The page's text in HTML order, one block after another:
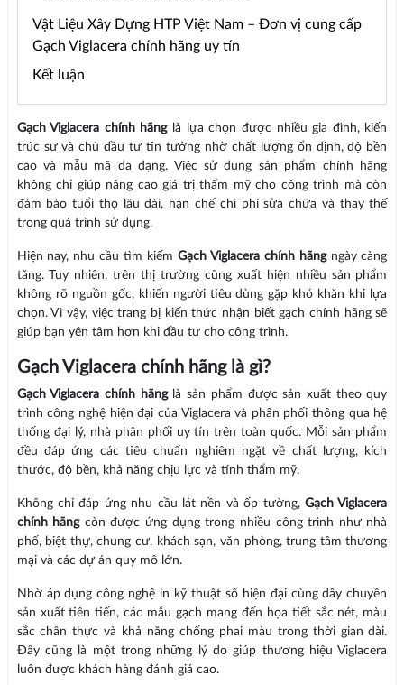
Vật Liệu Xây Dựng HTP Việt Nam – Đơn vị cung cấp
Gạch Viglacera chính hãng uy tín
Kết luận
Gạch Viglacera chính hãnglà lựa chọn được nhiều gia đình, kiến
trúc sư và chủ đầu tư tin tưởng nhờ chất lượng ổn định, độ bền
cao và mẫu mã đa dạng. Việc sử dụng sản phẩm chính hãng
không chỉ giúp nâng cao giá trị thẩm mỹ cho công trình mà còn
đảm bảo tuổi thọ lâu dài, hạn chế chi phí sửa chữa và thay thế
trong quá trình sử dụng.
Hiện nay, nhu cầu tìm kiếm Gạch Viglacera chính hãngngày càng
tăng. Tuy nhiên, trên thị trường cũng xuất hiện nhiều sản phẩm
không rõ nguồn gốc, khiến người tiêu dùng gặp khó khăn khi lựa
chọn. Vì vậy, việc trang bị kiến thức nhận biết gạch chính hãng sẽ
giúp bạn yên tâm hơn khi đầu tư cho công trình.
Gạch Viglacera chính hãng là gì?
Gạch Viglacera chính hãnglà sản phẩm được sản xuất theo quy
trình công nghệ hiện đại của Viglacera và phân phối thông qua hệ
thống đại lý, nhà phân phối uy tín trên toàn quốc. Mỗi sản phẩm
đều đáp ứng các tiêu chuẩn nghiêm ngặt về chất lượng, kích
thước, độ bền, khả năng chịu lực và tính thẩm mỹ.
Không chỉ đáp ứng nhu cầu lát nền và ốp tường,Gạch Viglacera
chính hãngcòn được ứng dụng trong nhiều công trình như nhà
phố, biệt thự, chung cư, khách sạn, văn phòng, trung tâm thương
mại và các dự án quy mô lớn.
Nhờ áp dụng công nghệ in kỹ thuật số hiện đại cùng dây chuyền
sản xuất tiên tiến, các mẫu gạch mang đến họa tiết sắc nét, màu
sắc chân thực và khả năng chống phai màu trong thời gian dài.
Đây cũng là một trong những lý do giúp thương hiệu Viglacera
luôn được khách hàng đánh giá cao.